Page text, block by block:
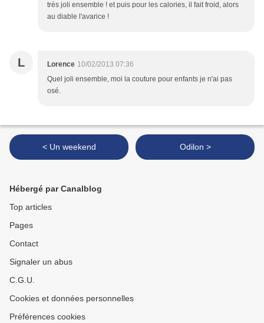
très joli ensemble ! et puis pour les calories, il fait froid, alors
au diable l'avarice !
L Lorence 10/02/2013 07:36
Quel joli ensemble, moi la couture pour enfants je n'ai pas
osé.
< Un weekend Odilon >
Hébergé par Canalblog
Top articles
Pages
Contact
Signaler un abus
C.G.U.
Cookies et données personnelles
Préférences cookies